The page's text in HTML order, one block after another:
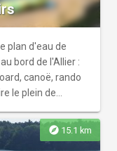
plan d'eau de
bord de l'Allier :
canoë, rando
le plein de
explore 15.1 km